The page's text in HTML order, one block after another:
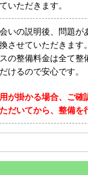
いただきます。
いの説明後、問題が
させていただきます
の整備料金は全て整
けるので安心です。
が掛かる場合、ご確
だいてから、整備を